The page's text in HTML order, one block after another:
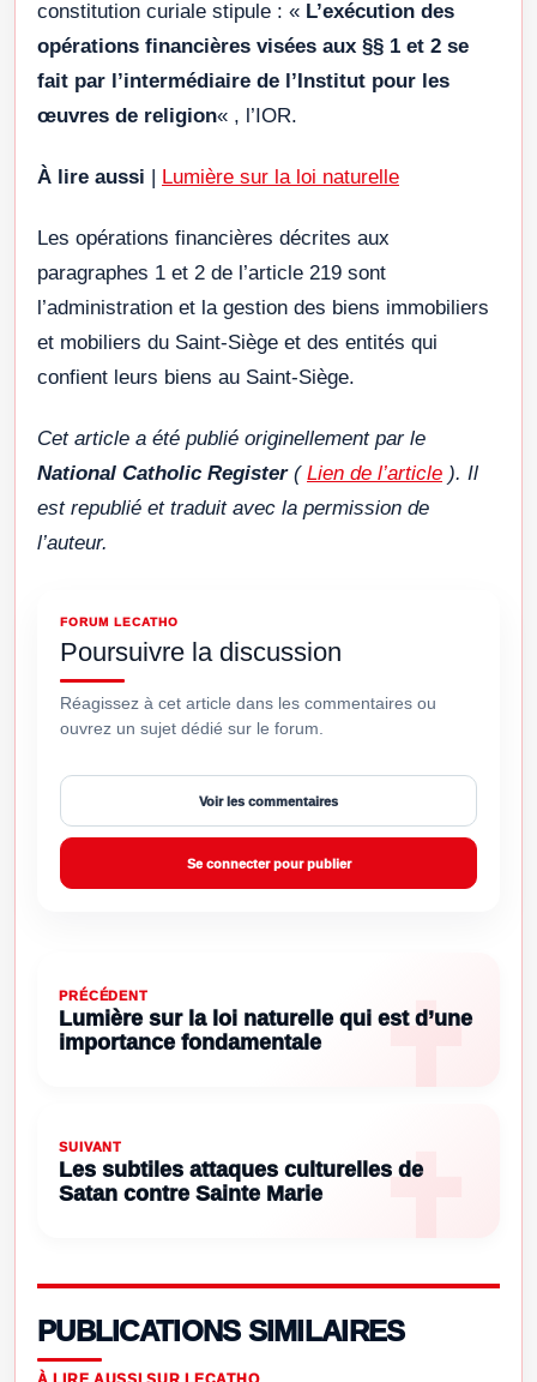
constitution curiale stipule : « L’exécution des
opérations financières visées aux §§ 1 et 2 se
fait par l’intermédiaire de l’Institut pour les
œuvres de religion« , l’IOR.
À lire aussi | Lumière sur la loi naturelle
Les opérations financières décrites aux
paragraphes 1 et 2 de l’article 219 sont
l’administration et la gestion des biens immobiliers
et mobiliers du Saint-Siège et des entités qui
confient leurs biens au Saint-Siège.
Cet article a été publié originellement par le
National Catholic Register( Lien de l’article ). Il
est republié et traduit avec la permission de
l’auteur.
FORUM LECATHO
Poursuivre la discussion
Réagissez à cet article dans les commentaires ou
ouvrez un sujet dédié sur le forum.
Voir les commentaires
Se connecter pour publier
PRÉCÉDENT
Lumière sur la loi naturelle qui est d’une
importance fondamentale
SUIVANT
Les subtiles attaques culturelles de
Satan contre Sainte Marie
PUBLICATIONS SIMILAIRES